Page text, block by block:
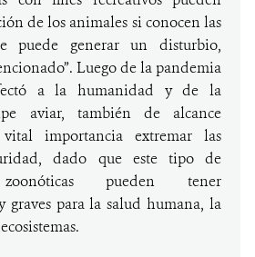
de los animales si conocen las
puede generar un disturbio,
Luego de la pandemia
a la humanidad y de la
aviar, también de alcance
importancia extremar las
dado que este tipo de
zoonóticas pueden tener
graves para la salud humana, la